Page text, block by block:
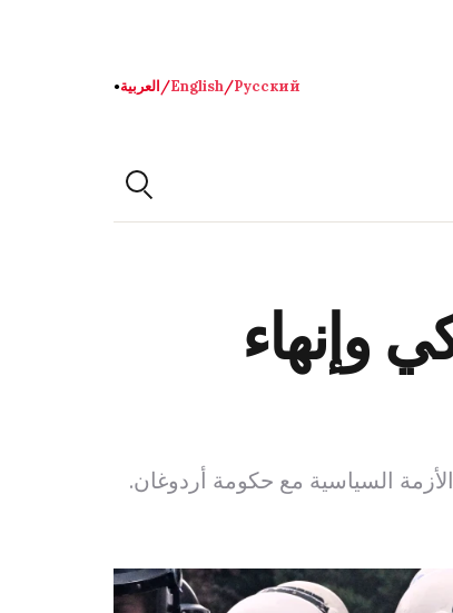
Русский
/
English
/العربية●
وإنهاء
السياسية مع حكومة أردوغان.